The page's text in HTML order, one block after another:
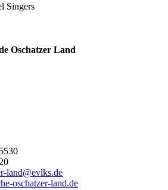
Singers
Oschatzer Land
oschatzer-land.de